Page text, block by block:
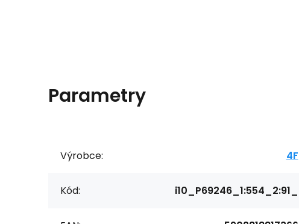
Parametry
Výrobce: 4F
Kód: i10_P69246_1:554_2:91_